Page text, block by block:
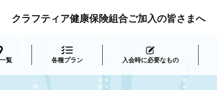
クラフティア健康保険組合ご加入の皆さまへ
覧 各種プラン 入会時に必要なもの